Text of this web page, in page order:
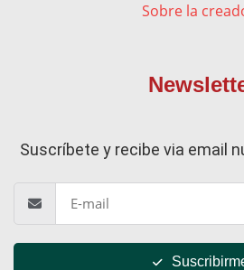
Sobre la
Suscríbete y recibe via email